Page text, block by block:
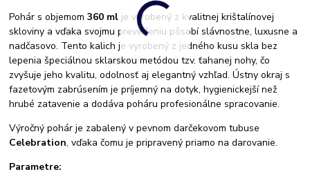
Pohár s objemom360 ml je vyrobený z kvalitnej krištalínovej
skloviny a vďaka svojmu prevedeniu pôsobí slávnostne, luxusne a
nadčasovo. Tento kalich je vyrobený z jedného kusu skla bez
lepenia špeciálnou sklarskou metódou tzv. ťahanej nohy, čo
zvyšuje jeho kvalitu, odolnosť aj elegantný vzhľad. Ústny okraj s
fazetovým zabrúsením je príjemný na dotyk, hygienickejší než
hrubé zatavenie a dodáva poháru profesionálne spracovanie.
Výročný pohár je zabalený v pevnom darčekovom tubuse
Celebration, vďaka čomu je pripravený priamo na darovanie.
Parametre: